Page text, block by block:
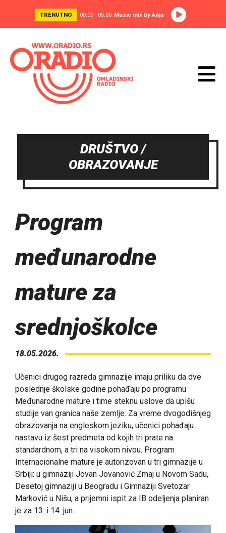
TRENUTNO 00:00 - 05:00 Music mix by Anja
DRUŠTVO /
OBRAZOVANJE
Program
međunarodne
mature za
srednjoškolce
18.05.2026.
Učenici drugog razreda gimnazije imaju priliku da dve
poslednje školske godine pohađaju po programu
Međunarodne mature i time steknu uslove da upišu
studije van granica naše zemlje. Za vreme dvogodišnjeg
obrazovanja na engleskom jeziku, učenici pohađaju
nastavu iz šest predmeta od kojih tri prate na
standardnom, a tri na visokom nivou. Program
Internacionalne mature je autorizovan u tri gimnazije u
Srbiji: u gimnaziji Jovan Jovanović Zmaj u Novom Sadu,
Desetoj gimnaziji u Beogradu i Gimnaziji Svetozar
Marković u Nišu, a prijemni ispit za IB odeljenja planiran
je za 13. i 14. jun.